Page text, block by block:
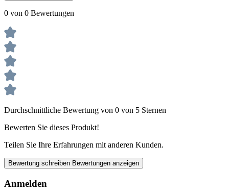
0 von 0 Bewertungen
Durchschnittliche Bewertung von 0 von 5 Sternen
Bewerten Sie dieses Produkt!
Teilen Sie Ihre Erfahrungen mit anderen Kunden.
Bewertung schreiben Bewertungen anzeigen
Anmelden